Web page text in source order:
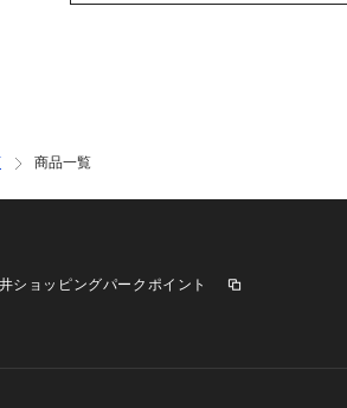
商品一覧
ショッピングパークポイント